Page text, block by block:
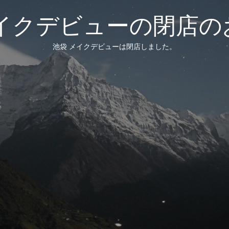
クデビューの閉店
池袋 メイクデビューは閉店しました。